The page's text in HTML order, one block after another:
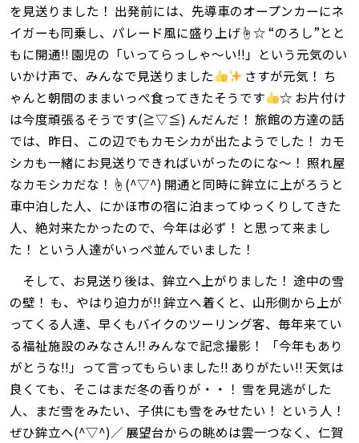
を見送りました！ 出発前には、先導車のオープンカーにネ
イガーも同乗し、パレード風に盛り上げ☝☆ “のろし”とと
もに開通‼ 園児の「いってらっしゃ～い‼」という元気のい
いかけ声で、みんなで見送りました
さすが元気！ ち
ゃんと朝間のままいっぺ食ってきたそうです
☆ お片付け
は今度頑張るそうです(≧▽≦) んだんだ！ 旅館の方達の話
では、昨日、この辺でもカモシカが出たようでした！ カモ
シカも一緒にお見送りできればいがったのにな～！ 照れ屋
なカモシカだな！☝(^▽^) 開通と同時に鉾立に上がろうと
車中泊した人、にかほ市の宿に泊まってゆっくりしてきた
人、絶対来たかったので、今年は必ず！ と思って来まし
た！ という人達がいっぺ並んでいました！
そして、お見送り後は、鉾立へ上がりました！ 途中の雪
の壁！ も、やはり迫力が‼ 鉾立へ着くと、山形側から上が
ってくる人達、早くもバイクのツーリング客、毎年来てい
る福祉施設のみなさん‼ みんなで記念撮影！ 「今年もあり
がとうな‼」って言ってもらいました‼ ありがたい‼ 天気は
良くても、そこはまだ冬の香りが・・！ 雪を見逃がした
人、まだ雪をみたい、子供にも雪をみせたい！ という人！
ぜひ鉾立へ(^▽^)／ 展望台からの眺めは雲一つなく、仁賀